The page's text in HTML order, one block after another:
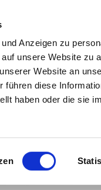
Anzeigen zu
unsere Website zu
Website an
führen diese
haben oder die sie
SERVICES
SAW BLADES
BY LEUCO
INNOVATION